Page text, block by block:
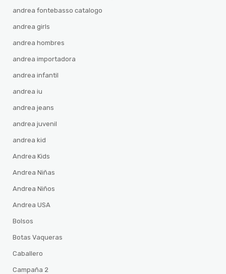
andrea fontebasso catalogo
andrea girls
andrea hombres
andrea importadora
andrea infantil
andrea iu
andrea jeans
andrea juvenil
andrea kid
Andrea Kids
Andrea Niñas
Andrea Niños
Andrea USA
Bolsos
Botas Vaqueras
Caballero
Campaña 2